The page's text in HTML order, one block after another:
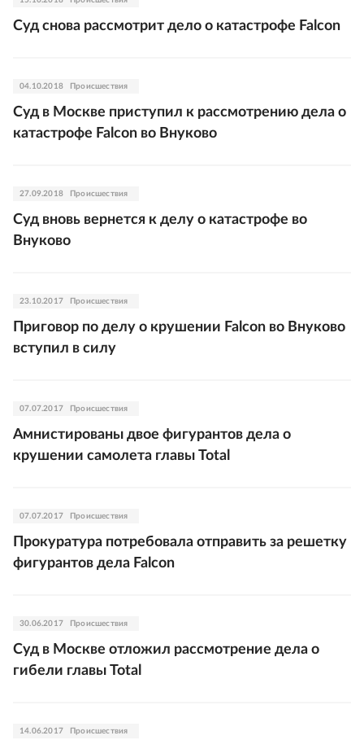
Суд снова рассмотрит дело о катастрофе Falcon
04.10.2018 Происшествия
Суд в Москве приступил к рассмотрению дела о
катастрофе Falcon во Внуково
27.09.2018 Происшествия
Суд вновь вернется к делу о катастрофе во
Внуково
23.10.2017 Происшествия
Приговор по делу о крушении Falcon во Внуково
вступил в силу
07.07.2017 Происшествия
Амнистированы двое фигурантов дела о
крушении самолета главы Total
07.07.2017 Происшествия
Прокуратура потребовала отправить за решетку
фигурантов дела Falcon
30.06.2017 Происшествия
Суд в Москве отложил рассмотрение дела о
гибели главы Total
14.06.2017 Происшествия